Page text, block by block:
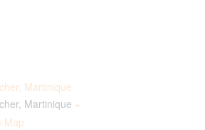
Martinique
, Martinique +
Map